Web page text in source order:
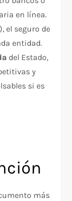
en línea.
el seguro de
entidad.
del Estado,
y
si es
más